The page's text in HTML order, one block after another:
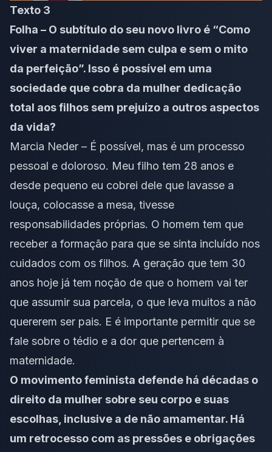
Texto 3
Folha – O subtítulo do seu novo livro é “Como
viver a maternidade sem culpa e sem o mito
da perfeição”. Isso é possível em uma
sociedade que cobra da mulher dedicação
total aos filhos sem prejuízo a outros aspectos
da vida?
Marcia Neder – É possível, mas é um processo
pessoal e doloroso. Meu filho tem 28 anos e
desde pequeno eu cobrei dele que lavasse a
louça, colocasse a mesa, tivesse
responsabilidades próprias. O homem tem que
receber a formação para que se sinta incluído nos
cuidados com os filhos. A geração que tem 30
anos hoje já tem noção de que o homem vai ter
que assumir sua parcela, o que leva muitos a não
quererem ser pais. E é importante permitir que se
fale sobre o tédio e a dor que pertencem à
maternidade.
O movimento feminista defende há décadas o
direito da mulher sobre seu corpo e suas
escolhas, inclusive a de não amamentar. Há
um retrocesso com as pressões e obrigações